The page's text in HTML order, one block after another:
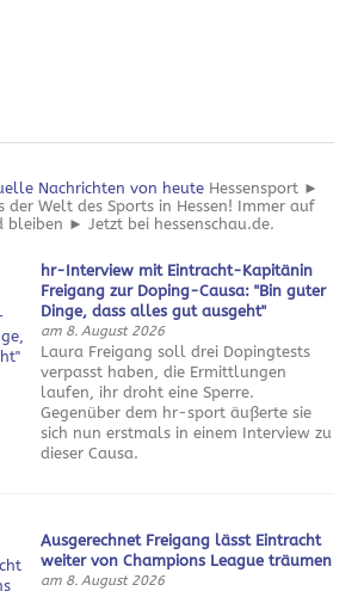
Nachrichten von heute Hessensport ►
der Welt des Sports in Hessen! Immer auf
► Jetzt bei hessenschau.de.
hr-Interview mit Eintracht-Kapitänin
Freigang zur Doping-Causa: "Bin guter
Dinge, dass alles gut ausgeht"
am 8. August 2026
Laura Freigang soll drei Dopingtests
verpasst haben, die Ermittlungen
laufen, ihr droht eine Sperre.
Gegenüber dem hr-sport äußerte sie
sich nun erstmals in einem Interview zu
dieser Causa.
Ausgerechnet Freigang lässt Eintracht
weiter von Champions League träumen
am 8. August 2026